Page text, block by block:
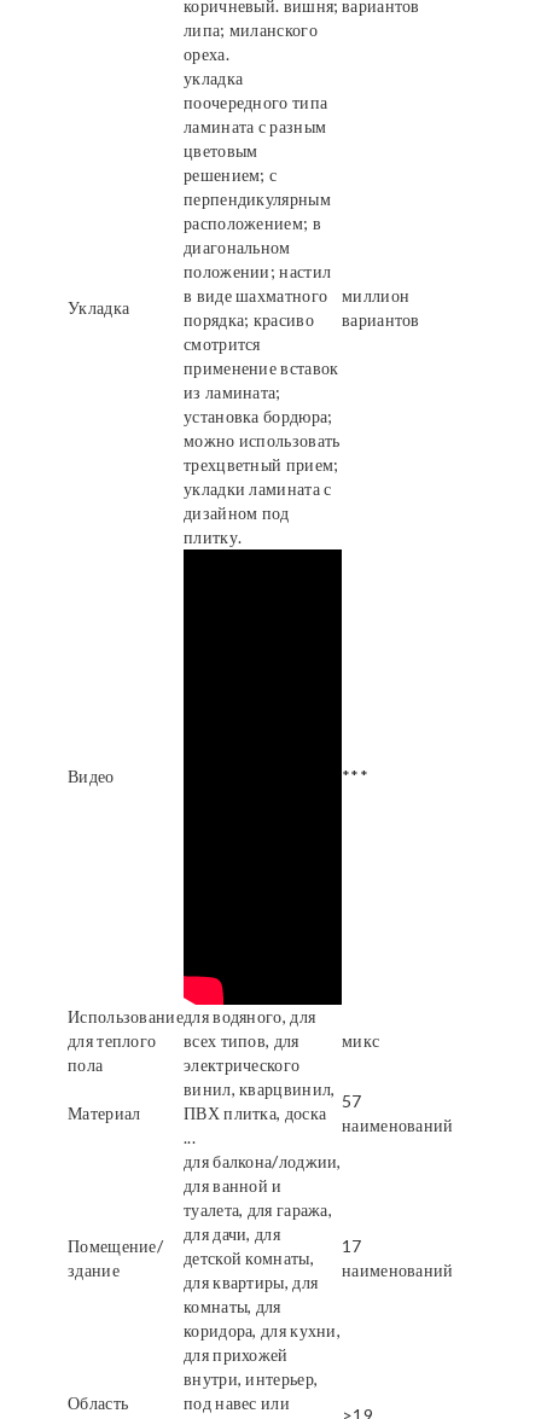
коричневый. вишня;
липа; миланского
ореха.
вариантов
Укладка
укладка
поочередного типа
ламината с разным
цветовым
решением; с
перпендикулярным
расположением; в
диагональном
положении; настил
в виде шахматного
порядка; красиво
смотрится
применение вставок
из ламината;
установка бордюра;
можно использовать
трехцветный прием;
укладки ламината с
дизайном под
плитку.
миллион
вариантов
Видео ***
Использование
для теплого
пола
для водяного, для
всех типов, для
электрического
микс
Материал
винил, кварцвинил,
ПВХ плитка, доска
...
57
наименований
Помещение/
здание
для балкона/лоджии,
для ванной и
туалета, для гаража,
для дачи, для
детской комнаты,
для квартиры, для
комнаты, для
коридора, для кухни,
для прихожей
17
наименований
Область
внутри, интерьер,
под навес или
>19